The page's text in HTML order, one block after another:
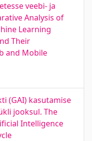
veebi- ja
Analysis of
Learning
Their
and Mobile
(GAI) kasutamise
jooksul. The
Intelligence